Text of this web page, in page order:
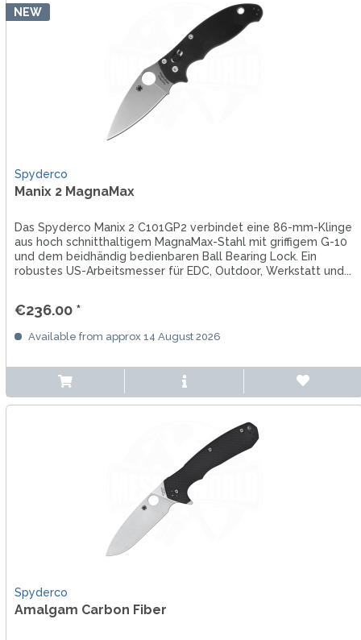
NEW
Spyderco
Manix 2 MagnaMax
Das Spyderco Manix 2 C101GP2 verbindet eine 86-mm-Klinge
aus hoch schnitthaltigem MagnaMax-Stahl mit griffigem G-10
und dem beidhändig bedienbaren Ball Bearing Lock. Ein
robustes US-Arbeitsmesser für EDC, Outdoor, Werkstatt und...
€236.00 *
Available from approx 14 August 2026
Spyderco
Amalgam Carbon Fiber